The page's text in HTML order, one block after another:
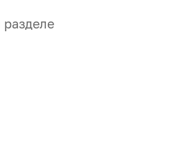
разделе